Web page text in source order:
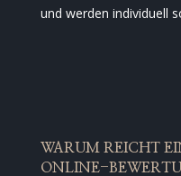
und werden individuell
WARUM REICHT
ONLINE-